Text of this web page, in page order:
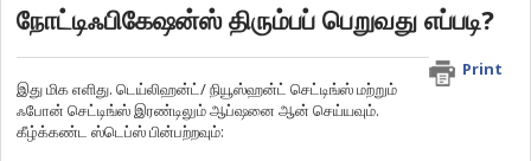
நோட்டிஃபிகேஷன்ஸ் திரும்பப் பெறுவது எப்படி?
Print
இது மிக எளிது. டெய்லிஹன்ட்/ நியூஸ்ஹன்ட் செட்டிங்ஸ் மற்றும்
ஃபோன் செட்டிங்ஸ் இரண்டிலும் ஆப்ஷனை ஆன் செய்யவும்.
கீழ்க்கண்ட ஸ்டெப்ஸ் பின்பற்றவும்: